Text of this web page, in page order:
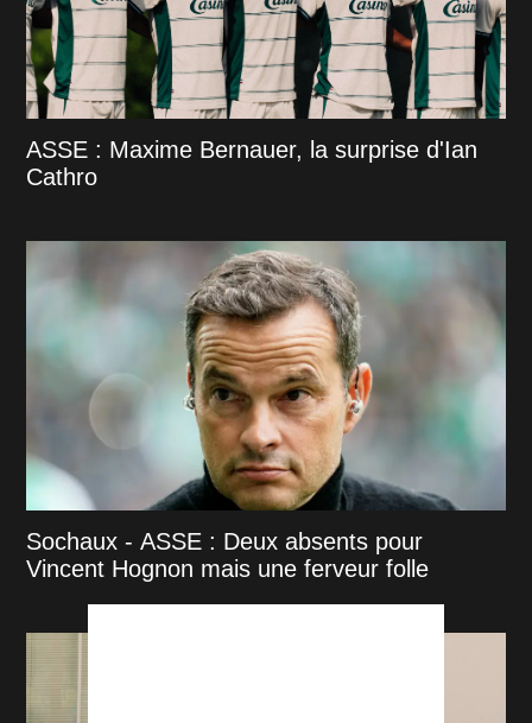
ASSE : Maxime Bernauer, la surprise d'Ian
Cathro
Sochaux - ASSE : Deux absents pour
Vincent Hognon mais une ferveur folle